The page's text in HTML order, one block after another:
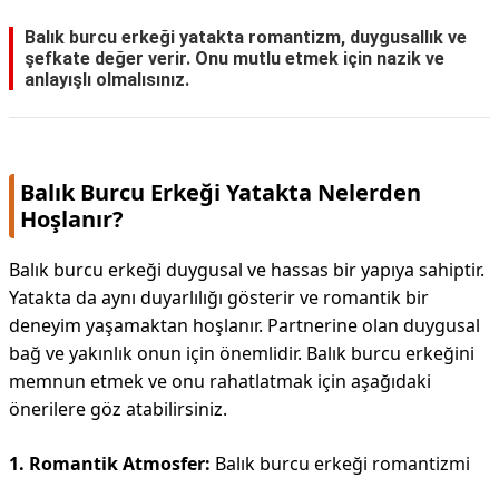
Balık burcu erkeği yatakta romantizm, duygusallık ve
şefkate değer verir. Onu mutlu etmek için nazik ve
anlayışlı olmalısınız.
Balık Burcu Erkeği Yatakta Nelerden
Hoşlanır?
Balık burcu erkeği duygusal ve hassas bir yapıya sahiptir.
Yatakta da aynı duyarlılığı gösterir ve romantik bir
deneyim yaşamaktan hoşlanır. Partnerine olan duygusal
bağ ve yakınlık onun için önemlidir. Balık burcu erkeğini
memnun etmek ve onu rahatlatmak için aşağıdaki
önerilere göz atabilirsiniz.
1. Romantik Atmosfer: Balık burcu erkeği romantizmi